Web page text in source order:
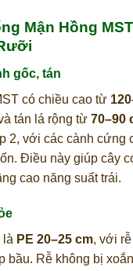
Mận Hồng
gốc, tán
có chiều cao từ
tán lá rộng từ 70–90
2, với các cành cứng
Điều này giúp cây
cao năng suất trái.
là PE 20–25 cm, với
bầu. Rễ không bị